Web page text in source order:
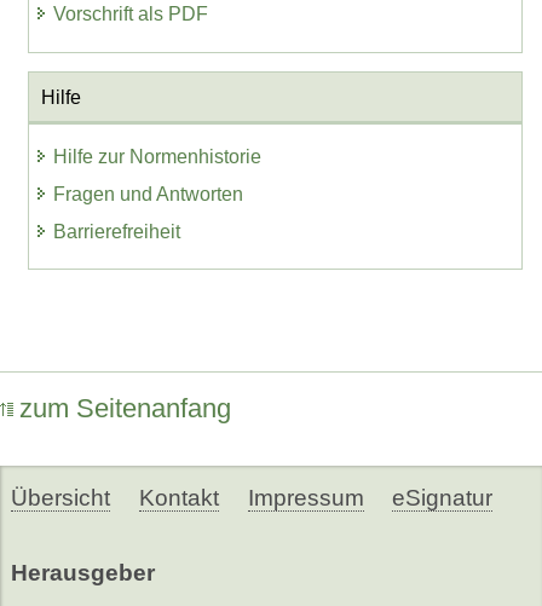
Vorschrift als PDF
Hilfe
Hilfe zur Normenhistorie
Fragen und Antworten
Barrierefreiheit
zum Seitenanfang
Übersicht Kontakt Impressum eSignatur
Herausgeber